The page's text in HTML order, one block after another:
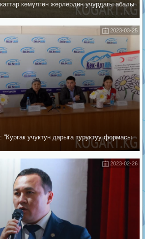
көмүлгөн жерлердин учурдагы абалы
2023-03-25
“Кургак учуктун дарыга туруктуу формасы
2023-02-26